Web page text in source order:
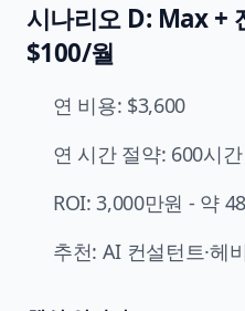
시나리오 D: Max +
$100/월
연 비용: $3,600
연 시간 절약: 600시
ROI: 3,000만원 - 약
추천: AI 컨설턴트·헤